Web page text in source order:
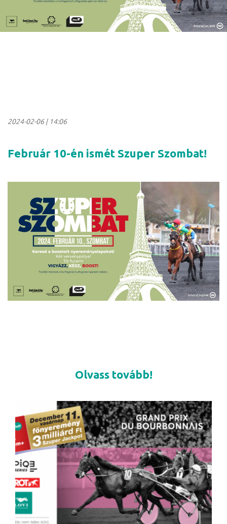
2024-02-06| 14:06
Február 10-én ismét Szuper Szombat!
Olvass tovább!